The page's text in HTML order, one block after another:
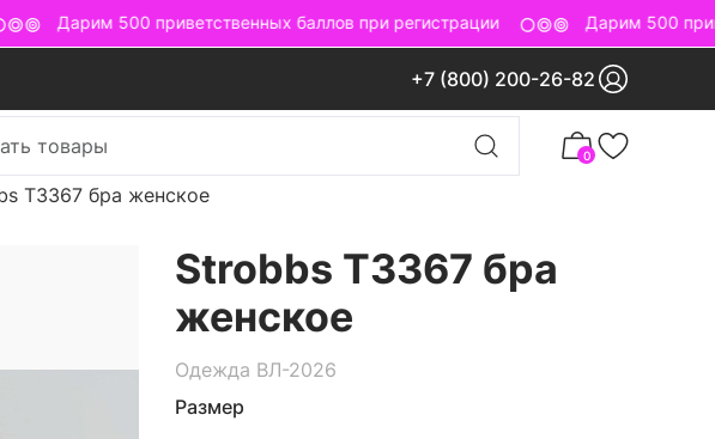
Дарим 500 приветственных баллов при регистрации Дарим 500
+7 (800) 200-26-82
0
T3367 бра женское
Strobbs T3367 бра
женское
Одежда ВЛ-2026
Размер